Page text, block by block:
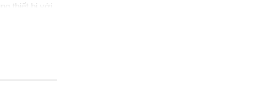
thiết bị với
iPadOS 16
dàng.